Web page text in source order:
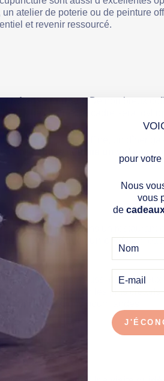
pour votre
Nous
vous
de
atelier de poterie ou de peinture
et revenir ressourcé.
end en amoureux. De nombreux
de charme, le cadre sera
dans un cadre raffiné, un dîner
originales comme un vol en
reste. Un dîner dans un
de cuisine avec un chef
ou whisky feront aussi des heureux.
conviviale. Pour les plus
propres créations gourmandes.